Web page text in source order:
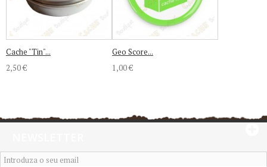
Cache "Tin"...
2,50 €
Geo Score...
1,00 €